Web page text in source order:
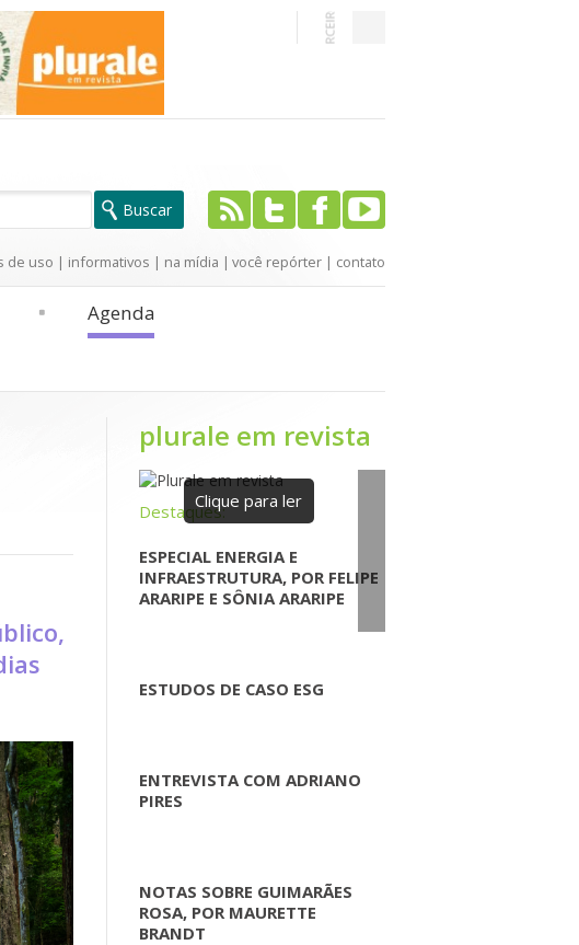
de uso | informativos | na mídia | você repórter | contato
Agenda
plurale em revista
Clique para ler
Destaques:
ESPECIAL ENERGIA E
INFRAESTRUTURA, POR FELIPE
ARARIPE E SÔNIA ARARIPE
ESTUDOS DE CASO ESG
ENTREVISTA COM ADRIANO
PIRES
NOTAS SOBRE GUIMARÃES
ROSA, POR MAURETTE
BRANDT